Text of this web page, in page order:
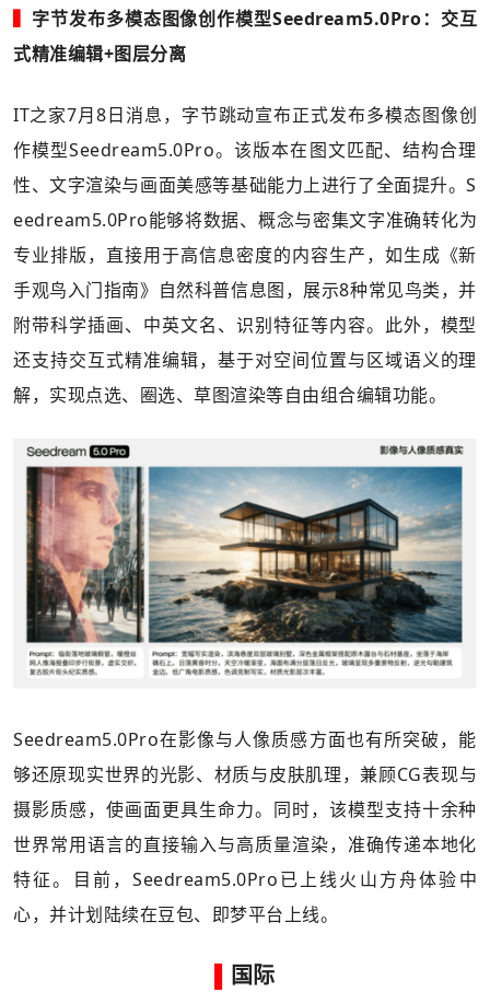
字节发布多模态图像创作模型Seedream5.0Pro：交互
式精准编辑+图层分离
IT之家7月8日消息，字节跳动宣布正式发布多模态图像创
作模型Seedream5.0Pro。该版本在图文匹配、结构合理
性、文字渲染与画面美感等基础能力上进行了全面提升。S
eedream5.0Pro能够将数据、概念与密集文字准确转化为
专业排版，直接用于高信息密度的内容生产，如生成《新
手观鸟入门指南》自然科普信息图，展示8种常见鸟类，并
附带科学插画、中英文名、识别特征等内容。此外，模型
还支持交互式精准编辑，基于对空间位置与区域语义的理
解，实现点选、圈选、草图渲染等自由组合编辑功能。
Seedream5.0Pro在影像与人像质感方面也有所突破，能
够还原现实世界的光影、材质与皮肤肌理，兼顾CG表现与
摄影质感，使画面更具生命力。同时，该模型支持十余种
世界常用语言的直接输入与高质量渲染，准确传递本地化
特征。目前，Seedream5.0Pro已上线火山方舟体验中
心，并计划陆续在豆包、即梦平台上线。
国际